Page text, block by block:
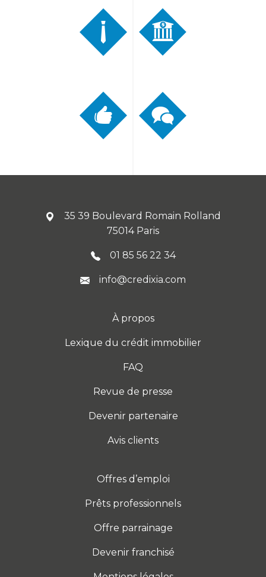
35 39 Boulevard Romain Rolland
75014 Paris
01 85 56 22 34
info@credixia.com
À propos
Lexique du crédit immobilier
FAQ
Revue de presse
Devenir partenaire
Avis clients
Offres d’emploi
Prêts professionnels
Offre parrainage
Devenir franchisé